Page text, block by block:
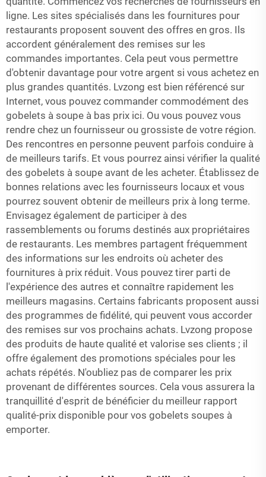
ligne. Les sites spécialisés dans les fournitures pour
restaurants proposent souvent des offres en gros. Ils
accordent généralement des remises sur les
commandes importantes. Cela peut vous permettre
d'obtenir davantage pour votre argent si vous achetez en
plus grandes quantités. Lvzong est bien référencé sur
Internet, vous pouvez commander commodément des
gobelets à soupe à bas prix ici. Ou vous pouvez vous
rendre chez un fournisseur ou grossiste de votre région.
Des rencontres en personne peuvent parfois conduire à
de meilleurs tarifs. Et vous pourrez ainsi vérifier la qualité
des gobelets à soupe avant de les acheter. Établissez de
bonnes relations avec les fournisseurs locaux et vous
pourrez souvent obtenir de meilleurs prix à long terme.
Envisagez également de participer à des
rassemblements ou forums destinés aux propriétaires
de restaurants. Les membres partagent fréquemment
des informations sur les endroits où acheter des
fournitures à prix réduit. Vous pouvez tirer parti de
l'expérience des autres et connaître rapidement les
meilleurs magasins. Certains fabricants proposent aussi
des programmes de fidélité, qui peuvent vous accorder
des remises sur vos prochains achats. Lvzong propose
des produits de haute qualité et valorise ses clients ; il
offre également des promotions spéciales pour les
achats répétés. N'oubliez pas de comparer les prix
provenant de différentes sources. Cela vous assurera la
tranquillité d'esprit de bénéficier du meilleur rapport
qualité-prix disponible pour vos gobelets soupes à
emporter.